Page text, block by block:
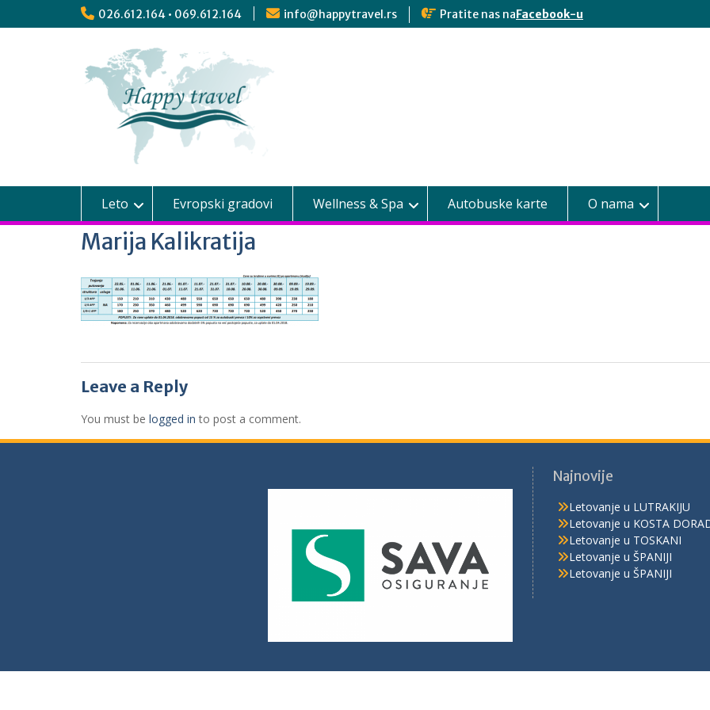
026.612.164 • 069.612.164 info@happytravel.rs Pratite nas naFacebook-u
Leto Evropski gradovi Wellness & Spa Autobuske karte O nama
Marija Kalikratija
Leave a Reply
You must be logged in to post a comment.
Najnovije
Letovanje u LUTRAKIJU
Letovanje u KOSTA
Letovanje u TOSKANI
Letovanje u ŠPANIJI
Letovanje u ŠPANIJI